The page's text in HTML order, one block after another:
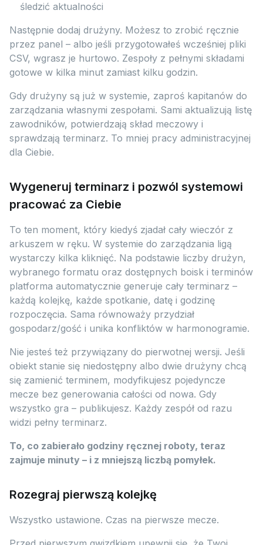
śledzić aktualności
Następnie dodaj drużyny. Możesz to zrobić ręcznie
przez panel – albo jeśli przygotowałeś wcześniej pliki
CSV, wgrasz je hurtowo. Zespoły z pełnymi składami
gotowe w kilka minut zamiast kilku godzin.
Gdy drużyny są już w systemie, zaproś kapitanów do
zarządzania własnymi zespołami. Sami aktualizują listę
zawodników, potwierdzają skład meczowy i
sprawdzają terminarz. To mniej pracy administracyjnej
dla Ciebie.
Wygeneruj terminarz i pozwól systemowi
pracować za Ciebie
To ten moment, który kiedyś zjadał cały wieczór z
arkuszem w ręku. W systemie do zarządzania ligą
wystarczy kilka kliknięć. Na podstawie liczby drużyn,
wybranego formatu oraz dostępnych boisk i terminów
platforma automatycznie generuje cały terminarz –
każdą kolejkę, każde spotkanie, datę i godzinę
rozpoczęcia. Sama równoważy przydział
gospodarz/gość i unika konfliktów w harmonogramie.
Nie jesteś też przywiązany do pierwotnej wersji. Jeśli
obiekt stanie się niedostępny albo dwie drużyny chcą
się zamienić terminem, modyfikujesz pojedyncze
mecze bez generowania całości od nowa. Gdy
wszystko gra – publikujesz. Każdy zespół od razu
widzi pełny terminarz.
To, co zabierało godziny ręcznej roboty, teraz
zajmuje minuty – i z mniejszą liczbą pomyłek.
Rozegraj pierwszą kolejkę
Wszystko ustawione. Czas na pierwsze mecze.